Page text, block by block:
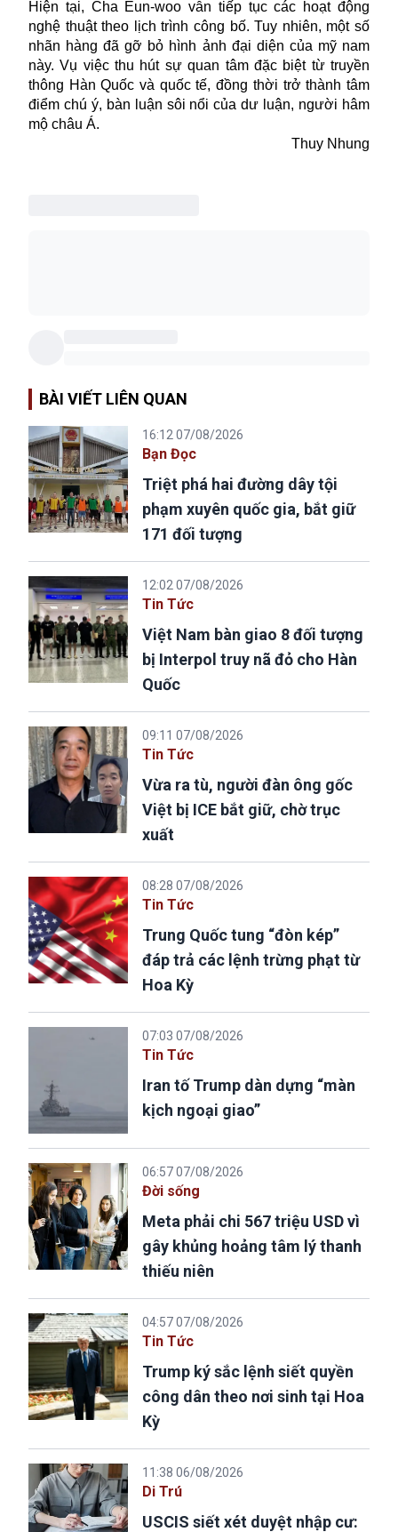
Hiện tại, Cha Eun-woo vẫn tiếp tục các hoạt động
nghệ thuật theo lịch trình công bố. Tuy nhiên, một số
nhãn hàng đã gỡ bỏ hình ảnh đại diện của mỹ nam
này. Vụ việc thu hút sự quan tâm đặc biệt từ truyền
thông Hàn Quốc và quốc tế, đồng thời trở thành tâm
điểm chú ý, bàn luận sôi nổi của dư luận, người hâm
mộ châu Á.
Thuy Nhung
BÀI VIẾT LIÊN QUAN
16:12 07/08/2026
Bạn Đọc
Triệt phá hai đường dây tội
phạm xuyên quốc gia, bắt giữ
171 đối tượng
12:02 07/08/2026
Tin Tức
Việt Nam bàn giao 8 đối tượng
bị Interpol truy nã đỏ cho Hàn
Quốc
09:11 07/08/2026
Tin Tức
Vừa ra tù, người đàn ông gốc
Việt bị ICE bắt giữ, chờ trục
xuất
08:28 07/08/2026
Tin Tức
Trung Quốc tung “đòn kép”
đáp trả các lệnh trừng phạt từ
Hoa Kỳ
07:03 07/08/2026
Tin Tức
Iran tố Trump dàn dựng “màn
kịch ngoại giao”
06:57 07/08/2026
Đời sống
Meta phải chi 567 triệu USD vì
gây khủng hoảng tâm lý thanh
thiếu niên
04:57 07/08/2026
Tin Tức
Trump ký sắc lệnh siết quyền
công dân theo nơi sinh tại Hoa
Kỳ
11:38 06/08/2026
Di Trú
USCIS siết xét duyệt nhập cư: